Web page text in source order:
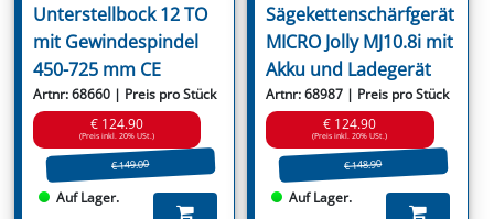
Unterstellbock 12 TO
mit Gewindespindel
450-725 mm CE
Artnr: 68660 | Preis pro Stück
€ 124.90
(Preis inkl. 20% USt.)
€ 149.00
Auf Lager.
Sägekettenschärfgerät
MICRO Jolly MJ10.8i mit
Akku und Ladegerät
Artnr: 68987 | Preis pro Stück
€ 124.90
(Preis inkl. 20% USt.)
€ 148.90
Auf Lager.